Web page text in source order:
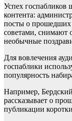
Успех госпабликов
контента:
посты о прошедших
советами, снимают
необычные
Для вовлечения
госпаблики
популярность
Например,
рассказывает о
публикации